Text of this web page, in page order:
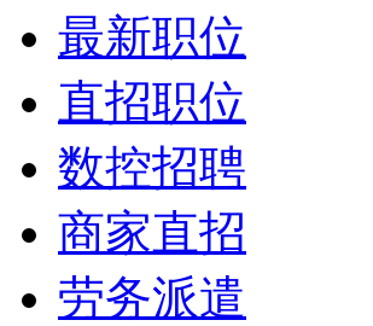
最新职位
直招职位
数控招聘
商家直招
劳务派遣